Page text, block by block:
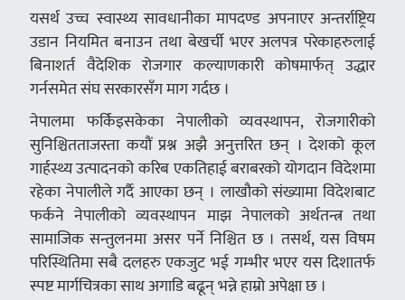
यसर्थ उच्च स्वास्थ्य सावधानीका मापदण्ड अपनाएर अन्तर्राष्ट्रिय
उडान नियमित बनाउन तथा बेखर्ची भएर अलपत्र परेकाहरुलाई
बिनाशर्त वैदेशिक रोजगार कल्याणकारी कोषमार्फत् उद्धार
गर्नसमेत संघ सरकारसँग माग गर्दछ ।
नेपालमा फर्किइसकेका नेपालीको व्यवस्थापन, रोजगारीको
सुनिश्चितताजस्ता कयौं प्रश्न अझै अनुत्तरित छन् । देशको कूल
गार्हस्थ्य उत्पादनको करिब एकतिहाई बराबरको योगदान विदेशमा
रहेका नेपालीले गर्दै आएका छन् । लाखौको संख्यामा विदेशबाट
फर्कने नेपालीको व्यवस्थापन माझ नेपालको अर्थतन्त्र तथा
सामाजिक सन्तुलनमा असर पर्ने निश्चित छ । तसर्थ, यस विषम
परिस्थितिमा सबै दलहरु एकजुट भई गम्भीर भएर यस दिशातर्फ
स्पष्ट मार्गचित्रका साथ अगाडि बढून् भन्ने हाम्रो अपेक्षा छ ।